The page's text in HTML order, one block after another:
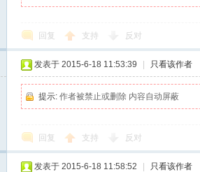
回复 支持 反对
发表于 2015-6-18 11:53:39 只看该作者
提示: 作者被禁止或删除 内容自动屏蔽
回复 支持 反对
发表于 2015-6-18 11:58:52 只看该作者